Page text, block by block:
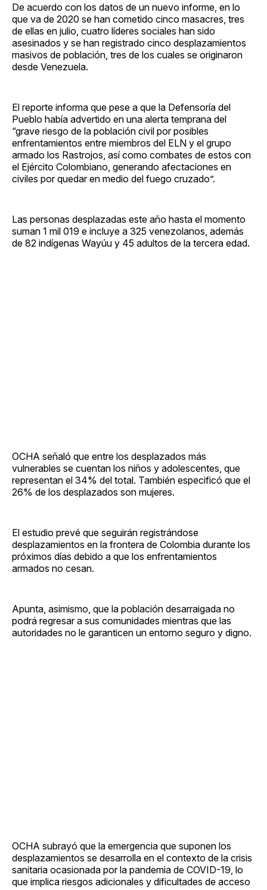
De acuerdo con los datos de un nuevo informe, en lo
que va de 2020 se han cometido cinco masacres, tres
de ellas en julio, cuatro líderes sociales han sido
asesinados y se han registrado cinco desplazamientos
masivos de población, tres de los cuales se originaron
desde Venezuela.
El reporte informa que pese a que la Defensoría del
Pueblo había advertido en una alerta temprana del
“grave riesgo de la población civil por posibles
enfrentamientos entre miembros del ELN y el grupo
armado los Rastrojos, así como combates de estos con
el Ejército Colombiano, generando afectaciones en
civiles por quedar en medio del fuego cruzado”.
Las personas desplazadas este año hasta el momento
suman 1 mil 019 e incluye a 325 venezolanos, además
de 82 indígenas Wayúu y 45 adultos de la tercera edad.
OCHA señaló que entre los desplazados más
vulnerables se cuentan los niños y adolescentes, que
representan el 34% del total. También especificó que el
26% de los desplazados son mujeres.
El estudio prevé que seguirán registrándose
desplazamientos en la frontera de Colombia durante los
próximos días debido a que los enfrentamientos
armados no cesan.
Apunta, asimismo, que la población desarraigada no
podrá regresar a sus comunidades mientras que las
autoridades no le garanticen un entorno seguro y digno.
OCHA subrayó que la emergencia que suponen los
desplazamientos se desarrolla en el contexto de la crisis
sanitaria ocasionada por la pandemia de COVID-19, lo
que implica riesgos adicionales y dificultades de acceso